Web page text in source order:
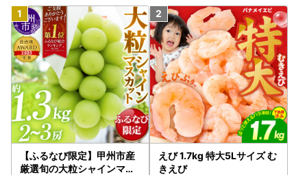
【ふるなび限定】甲州市産
厳選旬の大粒シャインマス
えび 1.7kg 特大5Lサイズ む
きえび